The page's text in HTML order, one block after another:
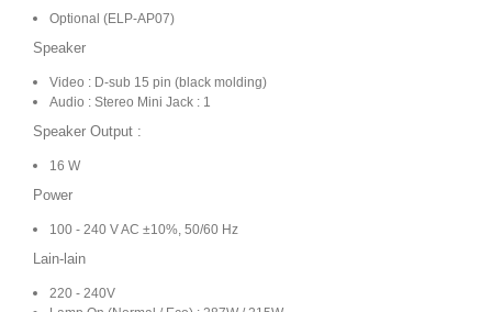
Optional (ELP-AP07)
Speaker
Video : D-sub 15 pin (black molding)
Audio : Stereo Mini Jack : 1
Speaker Output :
16 W
Power
100 - 240 V AC ±10%, 50/60 Hz
Lain-lain
220 - 240V